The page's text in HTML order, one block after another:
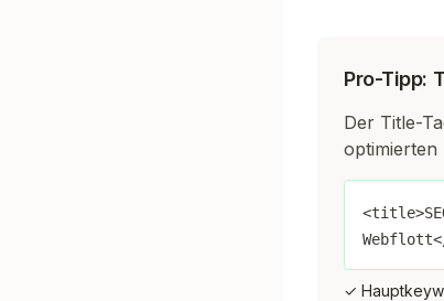
Pro-Tipp:
Der Title-
optimierten
✓